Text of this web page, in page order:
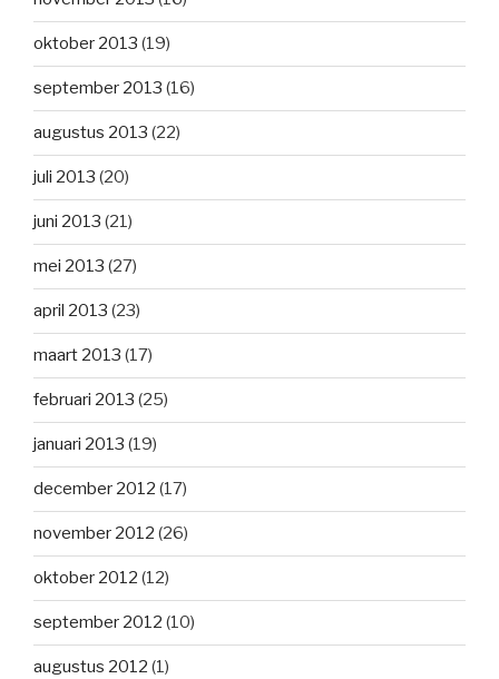
oktober 2013 (19)
september 2013 (16)
augustus 2013 (22)
juli 2013 (20)
juni 2013 (21)
mei 2013 (27)
april 2013 (23)
maart 2013 (17)
februari 2013 (25)
januari 2013 (19)
december 2012 (17)
november 2012 (26)
oktober 2012 (12)
september 2012 (10)
augustus 2012 (1)